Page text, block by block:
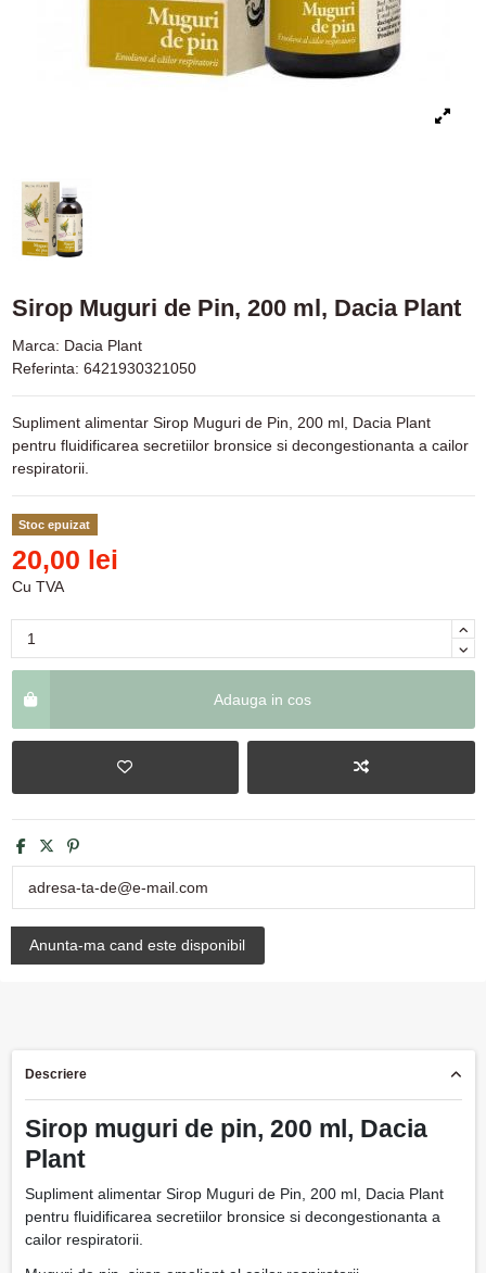
Sirop Muguri de Pin, 200 ml, Dacia Plant
Marca: Dacia Plant
Referinta: 6421930321050
Supliment alimentar Sirop Muguri de Pin, 200 ml, Dacia Plant
pentru fluidificarea secretiilor bronsice si decongestionanta a cailor
respiratorii.
Stoc epuizat
20,00 lei
Cu TVA
Adauga in cos
Descriere
Sirop muguri de pin, 200 ml, Dacia
Plant
Supliment alimentar Sirop Muguri de Pin, 200 ml, Dacia Plant
pentru fluidificarea secretiilor bronsice si decongestionanta a
cailor respiratorii.